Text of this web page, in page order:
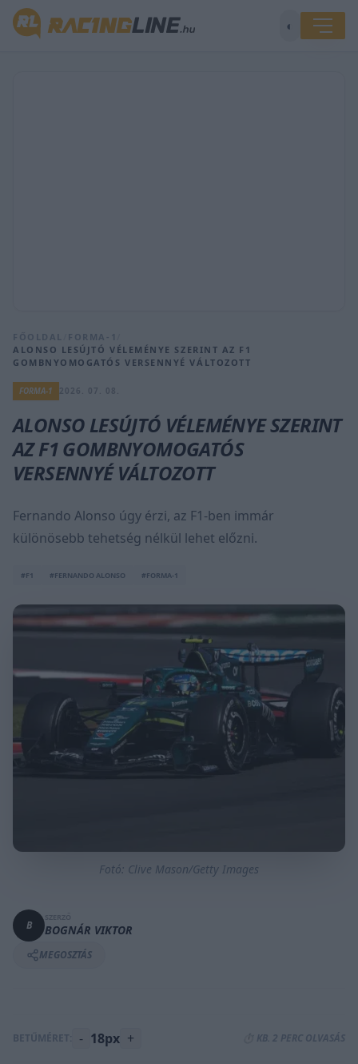
◐
FŐOLDAL FORMA-1
ALONSO LESÚJTÓ VÉLEMÉNYE SZERINT AZ F1
GOMBNYOMOGATÓS VERSENNYÉ VÁLTOZOTT
FORMA-1
ALONSO LESÚJTÓ VÉLEMÉNYE SZERINT
AZ F1 GOMBNYOMOGATÓS
VERSENNYÉ VÁLTOZOTT
Fernando Alonso úgy érzi, az F1-ben immár
különösebb tehetség nélkül lehet előzni.
#F1 #FERNANDO ALONSO #FORMA-1
Fotó: Clive Mason/Getty Images
B BOGNÁR VIKTOR
MEGOSZTÁS
BETŰMÉRET: - 18px + ⏱️ KB. 2 PERC OLVASÁS